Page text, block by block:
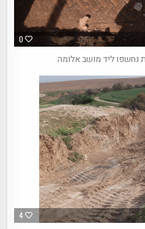
0
נחשפו ליד מושב אלומה
4